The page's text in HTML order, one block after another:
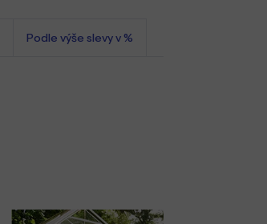
Podle výše slevy v %